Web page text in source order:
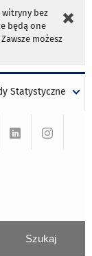
witryny bez
będą one
możesz
Statystyczne